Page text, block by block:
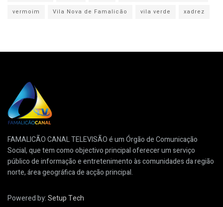
vermoim
Vila Nova de Famalicão vila verde xadrez
FAMALICÃO CANAL TELEVISÃO é um Órgão de Comunicação
Social, que tem como objectivo principal oferecer um serviço
público de informação e entretenimento às comunidades da região
norte, área geográfica de acção principal.
Powered by:Setup Tech